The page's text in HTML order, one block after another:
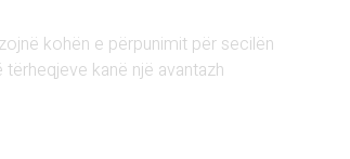
kohën e përpunimit për secilën
kanë një avantazh